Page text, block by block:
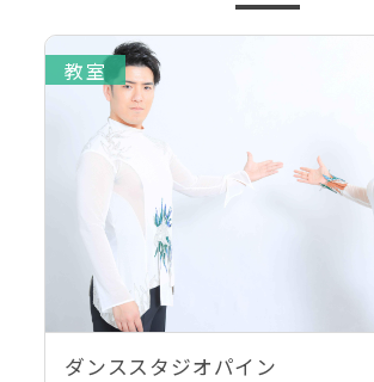
教室
ダンススタジオパイン